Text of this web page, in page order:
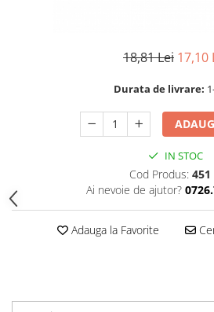
18,81 Lei 17,10
Durata de livrare:
IN STOC
Cod Produs: 451
Ai nevoie de ajutor?
Adauga la Favorite